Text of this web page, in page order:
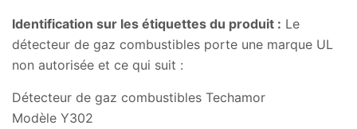
Identification sur les étiquettes du produit : Le
détecteur de gaz combustibles porte une marque UL
non autorisée et ce qui suit :
Détecteur de gaz combustibles Techamor
Modèle Y302